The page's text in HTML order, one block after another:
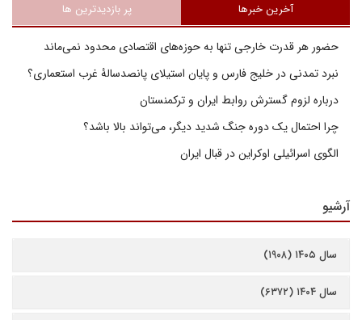
آخرین خبرها پر بازدیدترین ها
حضور هر قدرت خارجی تنها به حوزه‌های اقتصادی محدود نمی‌ماند
نبرد تمدنی در خلیج فارس و پایان استیلای پانصدسالۀ غرب استعماری؟
درباره لزوم گسترش روابط ایران و ترکمنستان
چرا احتمال یک دوره جنگ شدید دیگر، می‌تواند بالا باشد؟
الگوی اسرائیلی اوکراین در قبال ایران
آرشیو
سال ۱۴۰۵ (۱۹۰۸)
سال ۱۴۰۴ (۶۳۷۲)